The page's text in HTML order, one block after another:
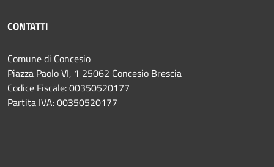
CONTATTI
Comune di Concesio
Piazza Paolo VI, 1 25062 Concesio Brescia
Codice Fiscale: 00350520177
Partita IVA: 00350520177